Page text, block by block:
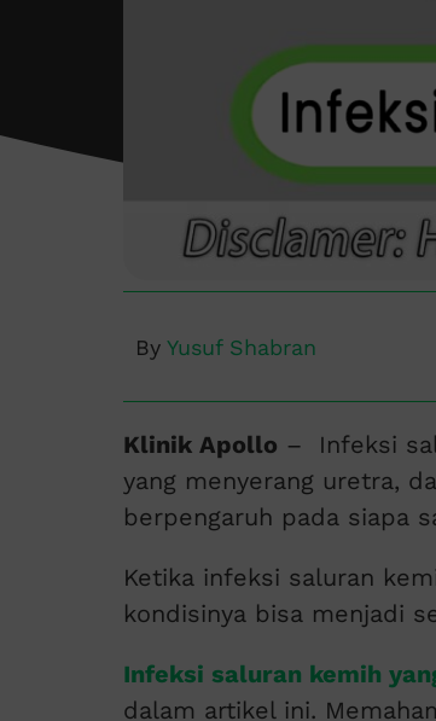
By Yusuf Shabran
Klinik Apollo – Infeksi
yang menyerang uretra,
berpengaruh pada siapa
Ketika infeksi saluran
kondisinya bisa menjadi
Infeksi saluran kemih
dalam artikel ini.